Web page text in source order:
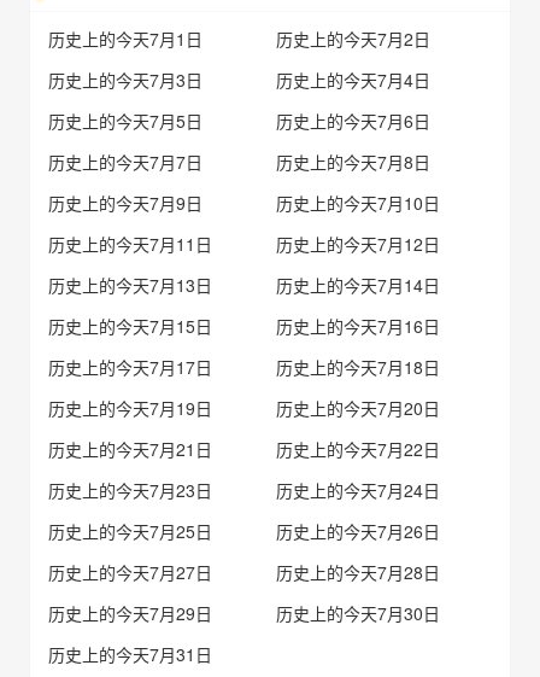
历史上的今天7月1日
历史上的今天7月2日
历史上的今天7月3日
历史上的今天7月4日
历史上的今天7月5日
历史上的今天7月6日
历史上的今天7月7日
历史上的今天7月8日
历史上的今天7月9日
历史上的今天7月10日
历史上的今天7月11日
历史上的今天7月12日
历史上的今天7月13日
历史上的今天7月14日
历史上的今天7月15日
历史上的今天7月16日
历史上的今天7月17日
历史上的今天7月18日
历史上的今天7月19日
历史上的今天7月20日
历史上的今天7月21日
历史上的今天7月22日
历史上的今天7月23日
历史上的今天7月24日
历史上的今天7月25日
历史上的今天7月26日
历史上的今天7月27日
历史上的今天7月28日
历史上的今天7月29日
历史上的今天7月30日
历史上的今天7月31日